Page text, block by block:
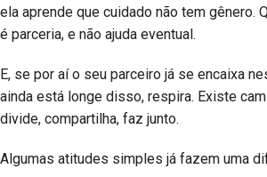
ela aprende que cuidado não tem gênero.
é parceria, e não ajuda eventual.
E, se por aí o seu parceiro já se encaixa
ainda está longe disso, respira. Existe
divide, compartilha, faz junto.
Algumas atitudes simples já fazem uma